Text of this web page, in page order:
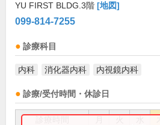
YU FIRST BLDG.3階 [地図]
099-814-7255
診療科目
内科 消化器内科 内視鏡内科
診療/受付時間・休診日